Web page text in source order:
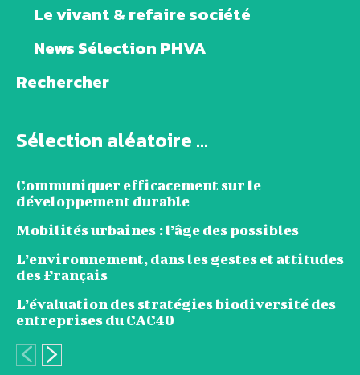
Le vivant & refaire société
News Sélection PHVA
Rechercher
Sélection aléatoire ...
Communiquer efficacement sur le
développement durable
Mobilités urbaines : l’âge des possibles
L’environnement, dans les gestes et attitudes
des Français
L’évaluation des stratégies biodiversité des
entreprises du CAC40